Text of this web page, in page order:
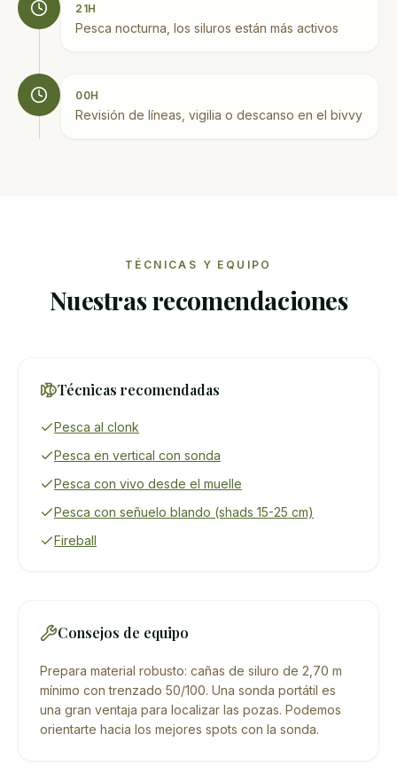
21H
Pesca nocturna, los siluros están más activos
00H
Revisión de líneas, vigilia o descanso en el bivvy
TÉCNICAS Y EQUIPO
Nuestras recomendaciones
Técnicas recomendadas
Pesca al clonk
Pesca en vertical con sonda
Pesca con vivo desde el muelle
Pesca con señuelo blando (shads 15-25 cm)
Fireball
Consejos de equipo
Prepara material robusto: cañas de siluro de 2,70 m
mínimo con trenzado 50/100. Una sonda portátil es
una gran ventaja para localizar las pozas. Podemos
orientarte hacia los mejores spots con la sonda.